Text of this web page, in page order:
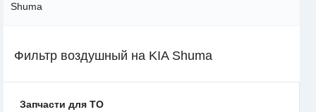
Shuma
Фильтр воздушный на KIA Shuma
Запчасти для ТО